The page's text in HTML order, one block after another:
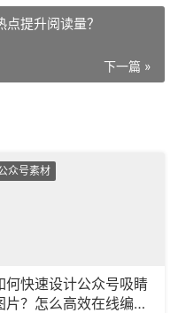
提升阅读量？
下一篇 »
众号素材
何快速设计公众号吸睛
片？怎么高效在线编辑